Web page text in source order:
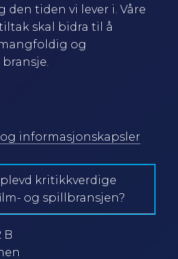
den tiden vi lever i. Våre
skal bidra til å
og
informasjonskapsler
kritikkverdige
og spillbransjen?
B